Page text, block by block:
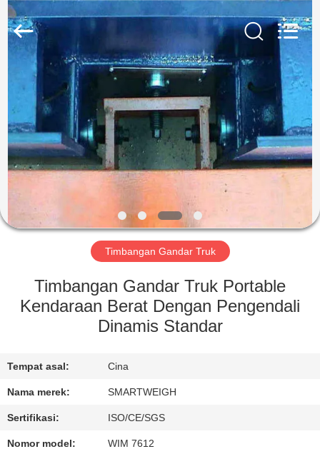
RUMAH
PRODUK
TENTANG
KAMI
TUR
KONTROL
HUBUNGI
KAMI
PERMINTAAN
2025
SMARTWEIGH
INSTRUMENT
CO.,LTD.
Rights
Reserved.
Timbangan Gandar Truk
Timbangan Gandar Truk Portable
Kendaraan Berat Dengan Pengendali
Dinamis Standar
Tempat asal: Cina
Nama merek: SMARTWEIGH
Sertifikasi: ISO/CE/SGS
Nomor model: WIM 7612